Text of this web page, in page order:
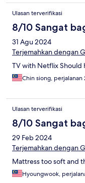
Ulasan terverifikasi
8/10 Sangat
31 Agu 2024
Terjemahkan dengan
TV with Netflix Should
Chin siong, perjalanan
Ulasan terverifikasi
8/10 Sangat
29 Feb 2024
Terjemahkan dengan
Mattress too soft and
Hyoungwook,